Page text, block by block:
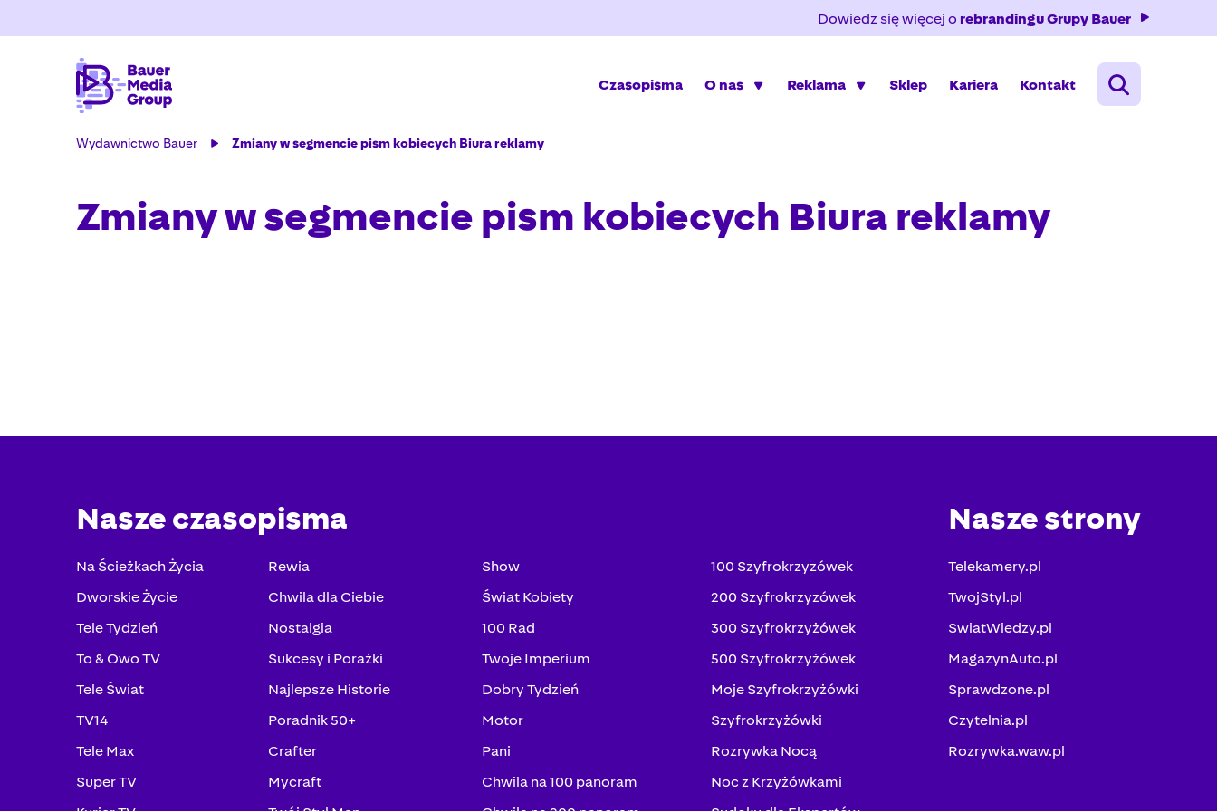
Dowiedz się więcej o rebrandingu Grupy Bauer
Czasopisma O nas Reklama Sklep Kariera Kontakt
Wydawnictwo Bauer Zmiany w segmencie pism kobiecych Biura reklamy
Zmiany w segmencie pism kobiecych Biura reklamy
Nasze czasopisma
Na Ścieżkach Życia
Dworskie Życie
Tele Tydzień
To & Owo TV
Tele Świat
TV14
Tele Max
Super TV
Rewia
Chwila dla Ciebie
Nostalgia
Sukcesy i Porażki
Najlepsze Historie
Poradnik 50+
Crafter
Mycraft
Show
Świat Kobiety
100 Rad
Twoje Imperium
Dobry Tydzień
Motor
Pani
Chwila na 100 panoram
100 Szyfrokrzyzówek
200 Szyfrokrzyzówek
300 Szyfrokrzyżówek
500 Szyfrokrzyżówek
Moje Szyfrokrzyżówki
Szyfrokrzyżówki
Rozrywka Nocą
Noc z Krzyżówkami
Nasze strony
Telekamery.pl
TwojStyl.pl
SwiatWiedzy.pl
MagazynAuto.pl
Sprawdzone.pl
Czytelnia.pl
Rozrywka.waw.pl